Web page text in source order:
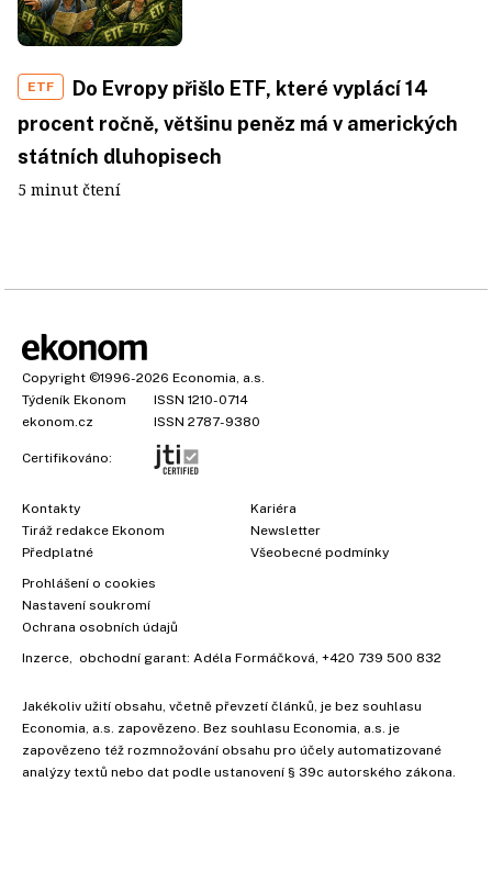
ETF
Do Evropy přišlo ETF, které vyplácí 14
procent ročně, většinu peněz má v amerických
státních dluhopisech
5 minut čtení
Copyright ©1996-2026 Economia, a.s.
Týdeník Ekonom
ISSN 1210-0714
ekonom.cz
ISSN 2787-9380
Certifikováno:
Kontakty
Tiráž redakce Ekonom
Předplatné
Kariéra
Newsletter
Všeobecné podmínky
Prohlášení o cookies
Nastavení soukromí
Ochrana osobních údajů
Inzerce , obchodní garant: Adéla Formáčková +420 739 500 832
Jakékoliv užití obsahu, včetně převzetí článků, je bez souhlasu
Economia, a.s. zapovězeno. Bez souhlasu Economia, a.s. je
zapovězeno též rozmnožování obsahu pro účely automatizované
analýzy textů nebo dat podle ustanovení § 39c autorského zákona.